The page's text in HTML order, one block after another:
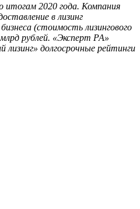
итогам 2020 года. Компания
в лизинг
(стоимость лизингового
рублей. «Эксперт РА»
лизинг» долгосрочные рейтинги